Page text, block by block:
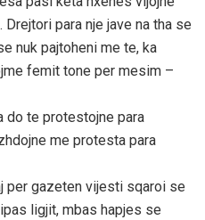
para nje jave na tha se
nuk pajtoheni me te, ka
femit tone per mesim –
do te protestojne para
me protesta para
per gazeten vijesti sqaroi se
ligjit, mbas hapjes se